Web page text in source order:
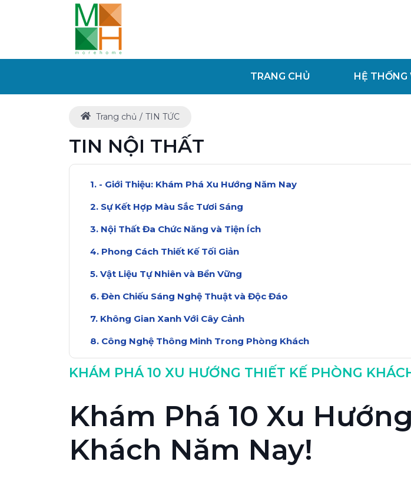
TRANG CHỦ HỆ THỐNG
Trang chủ TIN TỨC
TIN NỘI THẤT
- Giới Thiệu: Khám Phá Xu Hướng Năm Nay
Sự Kết Hợp Màu Sắc Tươi Sáng
Nội Thất Đa Chức Năng và Tiện Ích
Phong Cách Thiết Kế Tối Giản
Vật Liệu Tự Nhiên và Bền Vững
Đèn Chiếu Sáng Nghệ Thuật và Độc Đáo
Không Gian Xanh Với Cây Cảnh
Công Nghệ Thông Minh Trong Phòng Khách
Các Yếu Tố Văn Hóa Địa Phương
KHÁM PHÁ 10 XU HƯỚNG THIẾT KẾ PHÒNG
Khám Phá 10 Xu
Khách Năm Nay!